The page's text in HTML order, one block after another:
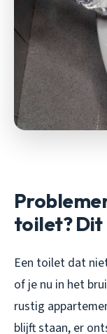
toilet?
Een toilet dat
of je nu in het
rustig
blijft staan, er